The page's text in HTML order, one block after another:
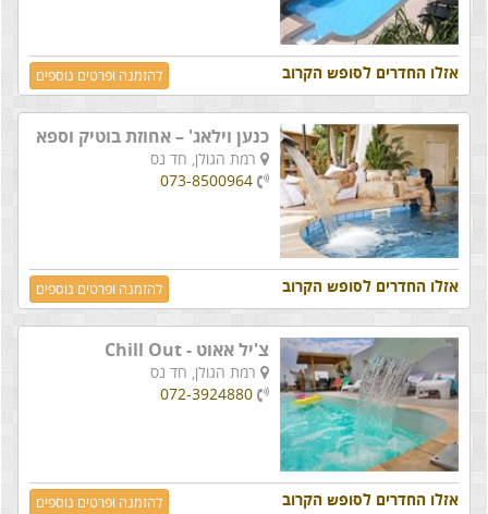
אזלו החדרים לסופש הקרוב להזמנה ופרטים נוספים
כנען וילאג' – אחוזת בוטיק וספא
רמת הגולן, חד נס
073-8500964
אזלו החדרים לסופש הקרוב להזמנה ופרטים נוספים
צ'יל אאוט - Chill Out
רמת הגולן, חד נס
072-3924880
אזלו החדרים לסופש הקרוב להזמנה ופרטים נוספים